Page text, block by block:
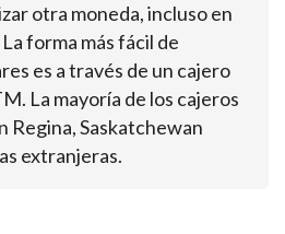
otra moneda, incluso en
forma más fácil de
es a través de un cajero
La mayoría de los cajeros
Regina, Saskatchewan
extranjeras.